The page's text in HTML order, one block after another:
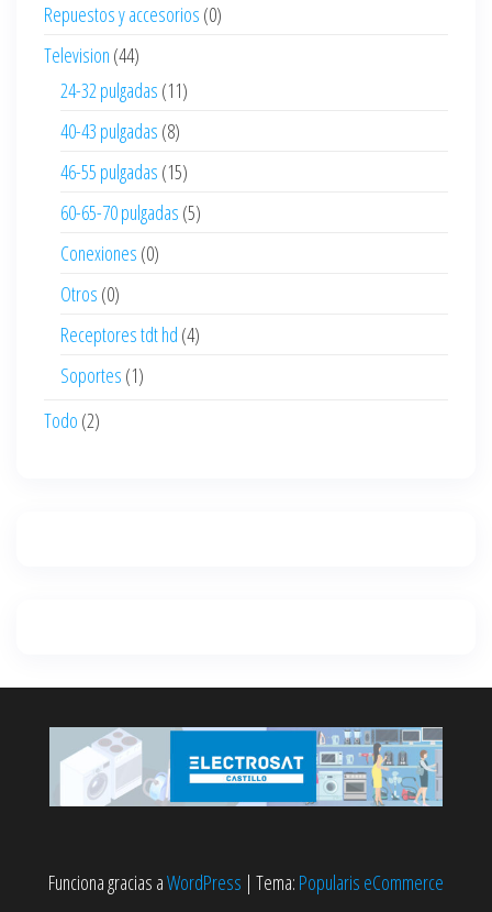
Repuestos y accesorios (0)
Television (44)
24-32 pulgadas (11)
40-43 pulgadas (8)
46-55 pulgadas (15)
60-65-70 pulgadas (5)
Conexiones (0)
Otros (0)
Receptores tdt hd (4)
Soportes (1)
Todo (2)
Funciona gracias aWordPress | Tema: Popularis eCommerce